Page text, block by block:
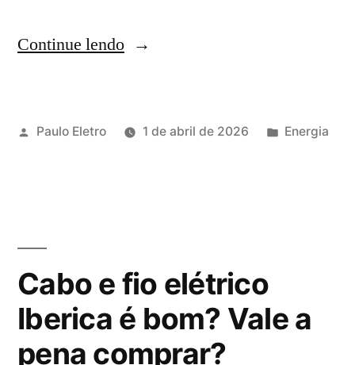
Continue lendo“Cabo
fio
a
pena
comprar?”
Publicado
Paulo Eletro 1 de abril de 2026
Publicado
Energia
Cabo e fio elétrico
Iberica é bom? Vale a
pena comprar?